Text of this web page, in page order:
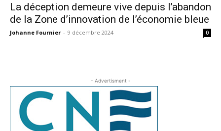
La déception demeure vive depuis l’abandon
de la Zone d’innovation de l’économie bleue
Johanne Fournier - 9 décembre 2024 0
- Advertisment -